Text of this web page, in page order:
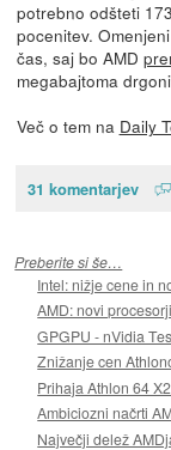
potrebno odšteti
pocenitev.
čas, saj bo AMD
megabajtoma
Več o tem na Daily
31 komentarjev
Preberite si še…
Intel: nižje cene in
AMD: novi
GPGPU - nVidia
Znižanje cen
Prihaja Athlon 64
Ambiciozni načrti
Največji delež